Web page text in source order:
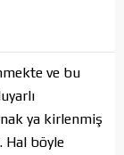
ve bu
ya kirlenmiş
Hal böyle